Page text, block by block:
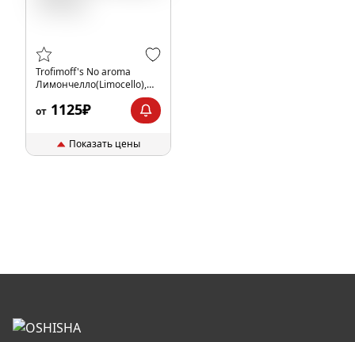
Trofimoff's No aroma
Лимончелло(Limocello),
от 1125₽
Показать цены